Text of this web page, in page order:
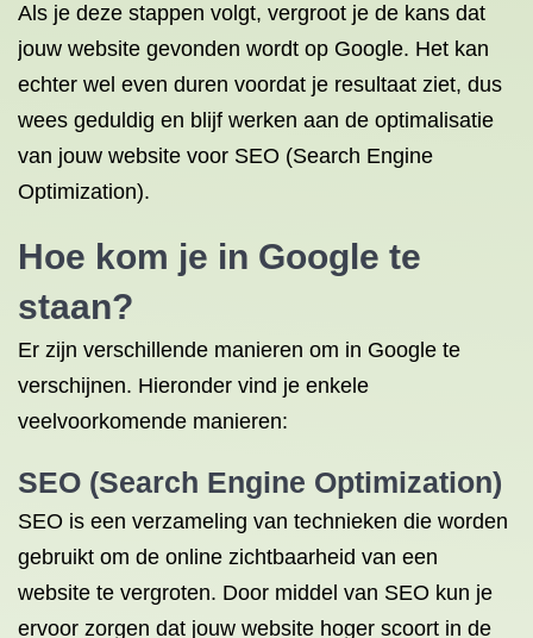
Als je deze stappen volgt, vergroot je de kans dat
jouw website gevonden wordt op Google. Het kan
echter wel even duren voordat je resultaat ziet, dus
wees geduldig en blijf werken aan de optimalisatie
van jouw website voor SEO (Search Engine
Optimization).
Hoe kom je in Google te
staan?
Er zijn verschillende manieren om in Google te
verschijnen. Hieronder vind je enkele
veelvoorkomende manieren:
SEO (Search Engine Optimization)
SEO is een verzameling van technieken die worden
gebruikt om de online zichtbaarheid van een
website te vergroten. Door middel van SEO kun je
ervoor zorgen dat jouw website hoger scoort in de